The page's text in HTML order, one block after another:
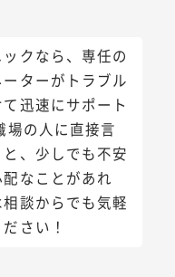
クなら、専任の
ターがトラブル
迅速にサポート
場の人に直接言
、少しでも不安
なことがあれ
談からでも気軽
さい！